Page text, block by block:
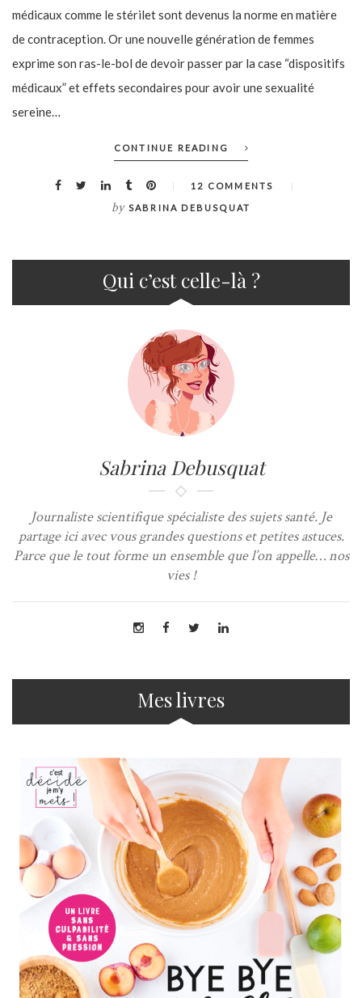
médicaux comme le stérilet sont devenus la norme en matière
de contraception. Or une nouvelle génération de femmes
exprime son ras-le-bol de devoir passer par la case “dispositifs
médicaux” et effets secondaires pour avoir une sexualité
sereine…
CONTINUE READING
12 COMMENTS
by SABRINA DEBUSQUAT
Qui c’est celle-là ?
Sabrina Debusquat
Journaliste scientifique spécialiste des sujets santé. Je
partage ici avec vous grandes questions et petites astuces.
Parce que le tout forme un ensemble que l’on appelle… nos
vies !
Mes livres